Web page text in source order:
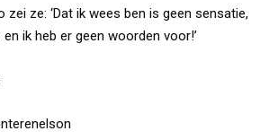
zei ze: ‘Dat ik wees ben is geen sensatie,
ik heb er geen woorden voor!’